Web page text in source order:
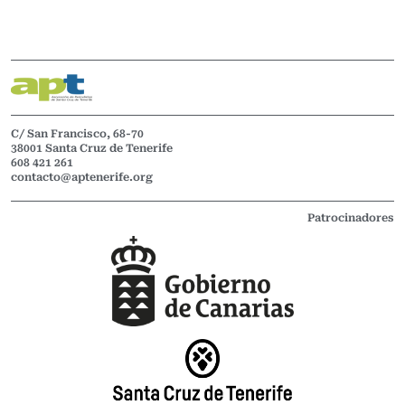
C/ San Francisco, 68-70
38001 Santa Cruz de Tenerife
608 421 261
contacto@aptenerife.org
Patrocinadores